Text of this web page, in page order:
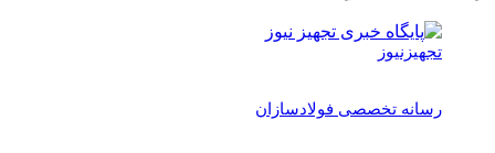
تجهیزنیوز
رسانه تخصصی فولادسازان